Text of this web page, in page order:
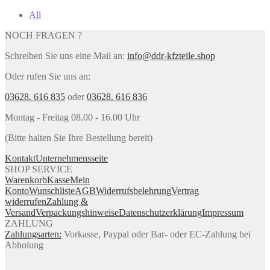
All
NOCH FRAGEN ?
Schreiben Sie uns eine Mail an: info@ddr-kfzteile.shop
Oder rufen Sie uns an:
03628. 616 835 oder03628. 616 836
Montag - Freitag 08.00 - 16.00 Uhr
(Bitte halten Sie Ihre Bestellung bereit)
KontaktUnternehmensseite
SHOP SERVICE
WarenkorbKasseMein
KontoWunschlisteAGBWiderrufsbelehrungVertrag
widerrufenZahlung &
VersandVerpackungshinweiseDatenschutzerklärungImpressum
ZAHLUNG
Zahlungsarten: Vorkasse, Paypal oder Bar- oder EC-Zahlung bei
Abholung